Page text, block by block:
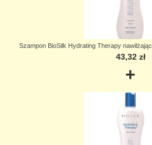
+
Szampon BioSilk Hydrating Therapy
43,32 zł